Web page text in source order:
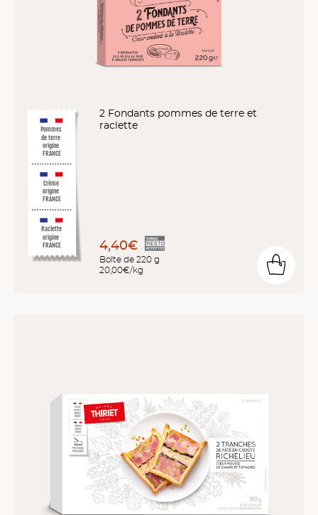
Pommes
de terre
origine
FRANCE
Crème
origine
FRANCE
Raclette
origine
FRANCE
2 Fondants pommes de terre et
raclette
4,40€
Boîte de 220 g
20,00€/kg